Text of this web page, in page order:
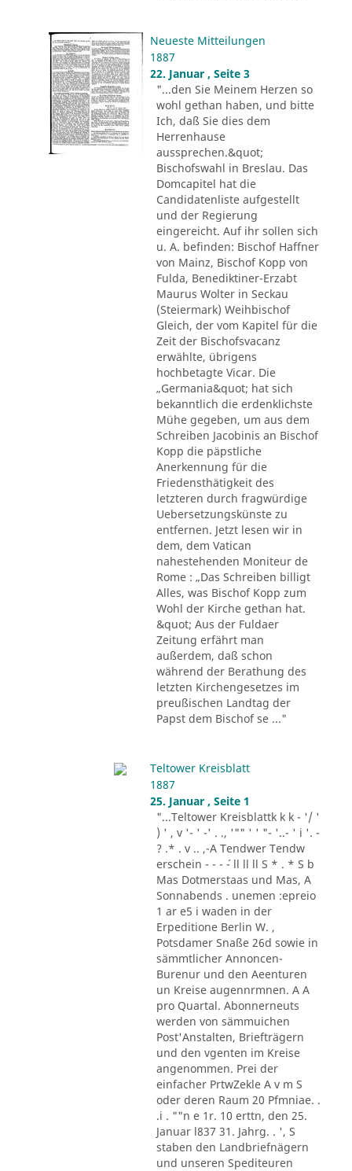
Neueste Mitteilungen
1887
22. Januar , Seite 3
"...den Sie Meinem Herzen so
wohl gethan haben, und bitte
Ich, daß Sie dies dem
Herrenhause
aussprechen.&quot;
Bischofswahl in Breslau. Das
Domcapitel hat die
Candidatenliste aufgestellt
und der Regierung
eingereicht. Auf ihr sollen sich
u. A. befinden: Bischof Haffner
von Mainz, Bischof Kopp von
Fulda, Benediktiner-Erzabt
Maurus Wolter in Seckau
(Steiermark) Weihbischof
Gleich, der vom Kapitel für die
Zeit der Bischofsvacanz
erwählte, übrigens
hochbetagte Vicar. Die
„Germania&quot; hat sich
bekanntlich die erdenklichste
Mühe gegeben, um aus dem
Schreiben Jacobinis an Bischof
Kopp die päpstliche
Anerkennung für die
Friedensthätigkeit des
letzteren durch fragwürdige
Uebersetzungskünste zu
entfernen. Jetzt lesen wir in
dem, dem Vatican
nahestehenden Moniteur de
Rome : „Das Schreiben billigt
Alles, was Bischof Kopp zum
Wohl der Kirche gethan hat.
&quot; Aus der Fuldaer
Zeitung erfährt man
außerdem, daß schon
während der Berathung des
letzten Kirchengesetzes im
preußischen Landtag der
Papst dem Bischof se ..."
Teltower Kreisblatt
1887
25. Januar , Seite 1
"...Teltower Kreisblattk k k - '/ '
) ' , v '- ' -' . ., '"" ' ' "- '..- ' i '. -
? .* . v .. ,-A Tendwer Tendw
erschein - - - ´- ll ll ll S * . * S b
Mas Dotmerstaas und Mas, A
Sonnabends . unemen :epreio
1 ar e5 i waden in der
Erpeditione Berlin W. ,
Potsdamer Snaße 26d sowie in
sämmtlicher Annoncen-
Burenur und den Aeenturen
un Kreise augennrmnen. A A
pro Quartal. Abonnerneuts
werden von sämmuichen
Post'Anstalten, Briefträgern
und den vgenten im Kreise
angenommen. Prei der
einfacher PrtwZekle A v m S
oder deren Raum 20 Pfmniae. .
.i . ""n e 1r. 10 erttn, den 25.
Januar l837 31. Jahrg. . ', S
staben den Landbriefnägern
und unseren Spediteuren